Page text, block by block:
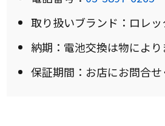
取り扱いブランド：ロレ
納期：電池交換は物によ
保証期間：お店にお問合